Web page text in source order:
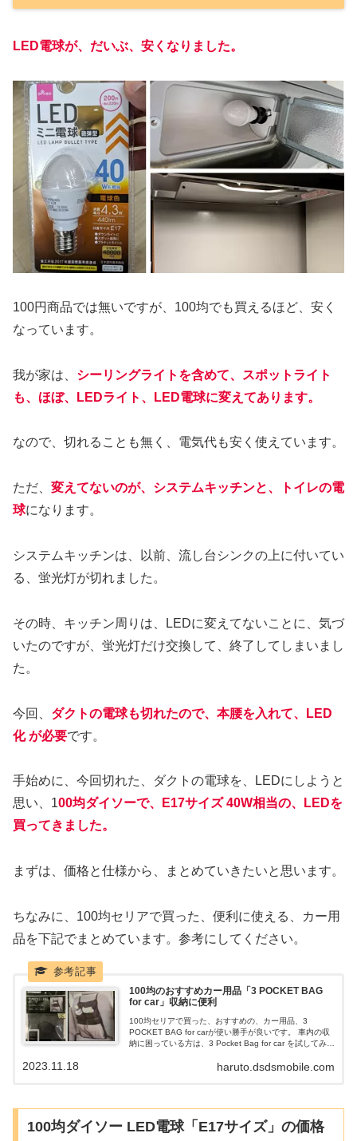
LED電球が、だいぶ、安くなりました。
100円商品では無いですが、100均でも買えるほど、安く
なっています。
我が家は、 シーリングライトを含めて、スポットライト
も、ほぼ、LEDライト、LED電球に変えてあります。
なので、切れることも無く、電気代も安く使えています。
ただ、 変えてないのが、システムキッチンと、トイレの電
球になります。
システムキッチンは、以前、流し台シンクの上に付いてい
る、蛍光灯が切れました。
その時、キッチン周りは、LEDに変えてないことに、気づ
いたのですが、蛍光灯だけ交換して、終了してしまいまし
た。
今回、 ダクトの電球も切れたので、本腰を入れて、LED
化 が必要です。
手始めに、今回切れた、ダクトの電球を、LEDにしようと
思い、100均ダイソーで、E17サイズ 40W相当の、LEDを
買ってきました。
まずは、価格と仕様から、まとめていきたいと思います。
ちなみに、100均セリアで買った、便利に使える、カー用
品を下記でまとめています。参考にしてください。
100均のおすすめカー用品「3 POCKET BAG
for car」収納に便利
100均セリアで買った、おすすめの、カー用品、3
POCKET BAG for carが使い勝手が良いです。 車内の収
納に困っている方は、3 Pocket Bag for car を試してみて
付け出来て、大きな収納が1箇所、小さな収納が2箇所付
haruto.dsdsmobile.com
2023.11.18
100均ダイソー LED電球「E17サイズ」の価格